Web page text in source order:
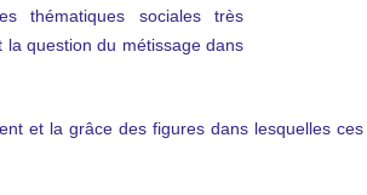
thématiques sociales très
la question du métissage dans
et la grâce des figures dans lesquelles ces